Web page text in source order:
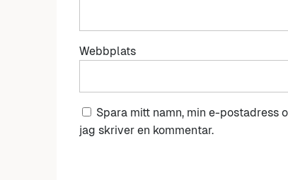
Webbplats
Spara mitt namn, min e-
jag skriver en kommentar.